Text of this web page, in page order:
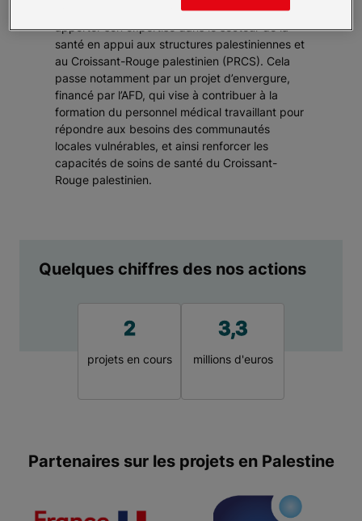
Croix-Rouge française revient en 2022 pour
apporter son expertise dans le secteur de la
santé en appui aux structures palestiniennes et
au Croissant-Rouge palestinien (PRCS). Cela
passe notamment par un projet d’envergure,
financé par l’AFD, qui vise à contribuer à la
formation du personnel médical travaillant pour
répondre aux besoins des communautés
locales vulnérables, et ainsi renforcer les
capacités de soins de santé du Croissant-
Rouge palestinien.
Quelques chiffres des nos actions
2
projets en cours
3,3
millions d'euros
Partenaires sur les projets en Palestine